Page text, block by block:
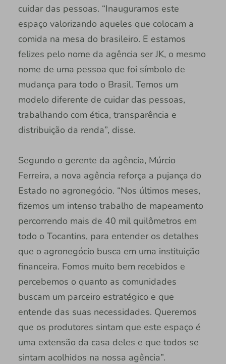
cuidar das pessoas. “Inauguramos este
espaço valorizando aqueles que colocam a
comida na mesa do brasileiro. E estamos
felizes pelo nome da agência ser JK, o mesmo
nome de uma pessoa que foi símbolo de
mudança para todo o Brasil. Temos um
modelo diferente de cuidar das pessoas,
trabalhando com ética, transparência e
distribuição da renda”, disse.
Segundo o gerente da agência, Múrcio
Ferreira, a nova agência reforça a pujança do
Estado no agronegócio. “Nos últimos meses,
fizemos um intenso trabalho de mapeamento
percorrendo mais de 40 mil quilômetros em
todo o Tocantins, para entender os detalhes
que o agronegócio busca em uma instituição
financeira. Fomos muito bem recebidos e
percebemos o quanto as comunidades
buscam um parceiro estratégico e que
entende das suas necessidades. Queremos
que os produtores sintam que este espaço é
uma extensão da casa deles e que todos se
sintam acolhidos na nossa agência”.